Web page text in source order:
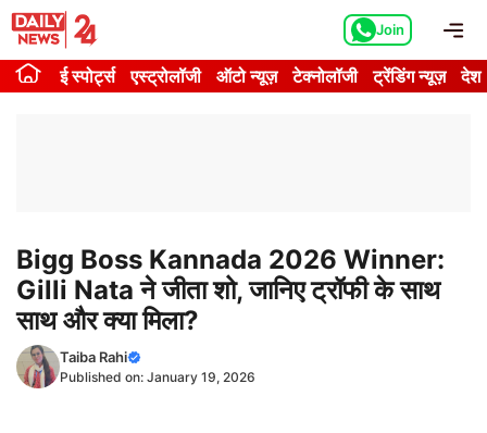
Skip
content
Join
ई स्पोर्ट्स एस्ट्रोलॉजी ऑटो न्यूज़ टेक्नोलॉजी ट्रेंडिंग न्यूज़ देश
Bigg Boss Kannada 2026 Winner:
Gilli Nata ने जीता शो, जानिए ट्रॉफी के साथ
साथ और क्या मिला?
Taiba Rahi
Published on: January 19, 2026